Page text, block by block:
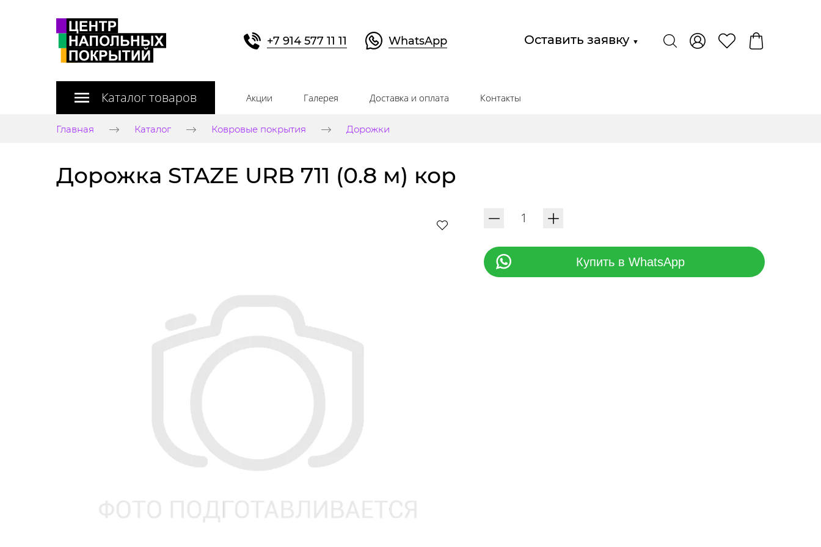
+7 914 577 11 11 WhatsApp Оставить заявку ▼
Каталог товаров Акции Галерея Доставка и оплата Контакты
Главная Каталог Ковровые покрытия Дорожки
Дорожка STAZE URB 711 (0.8 м) кор
Купить в WhatsApp